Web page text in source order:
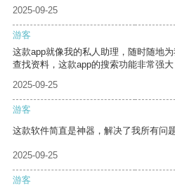
2025-09-25
游客
这款app就像我的私人助理，随时随地
查找资料，这款app的搜索功能非常强
2025-09-25
游客
这款软件简直是神器，解决了我所有问题
2025-09-25
游客